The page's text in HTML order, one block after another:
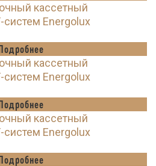
кассетный
систем Energolux
кассетный
систем Energolux
кассетный
систем Energolux